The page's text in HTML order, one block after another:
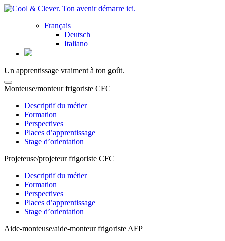
Français
Deutsch
Italiano
Un apprentissage vraiment à ton goût.
Monteuse/monteur frigoriste CFC
Descriptif du métier
Formation
Perspectives
Places d’apprentissage
Stage d’orientation
Projeteuse/projeteur frigoriste CFC
Descriptif du métier
Formation
Perspectives
Places d’apprentissage
Stage d’orientation
Aide-monteuse/aide-monteur frigoriste AFP